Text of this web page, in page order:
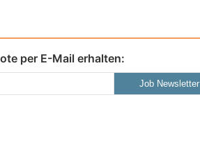
per E-Mail erhalten:
Job Newsletter